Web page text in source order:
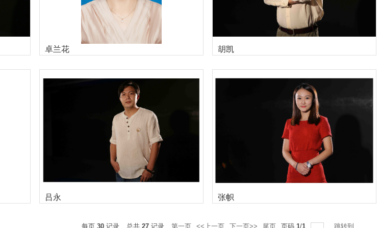
卓兰花 胡凯
吕永 张帜
每页 30 记录 总共 27 记录 第一页 <<上一页 下一页>> 尾页 页码 1/1 跳转到